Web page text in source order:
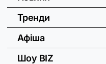
Тренди
Афіша
Шоу BIZ